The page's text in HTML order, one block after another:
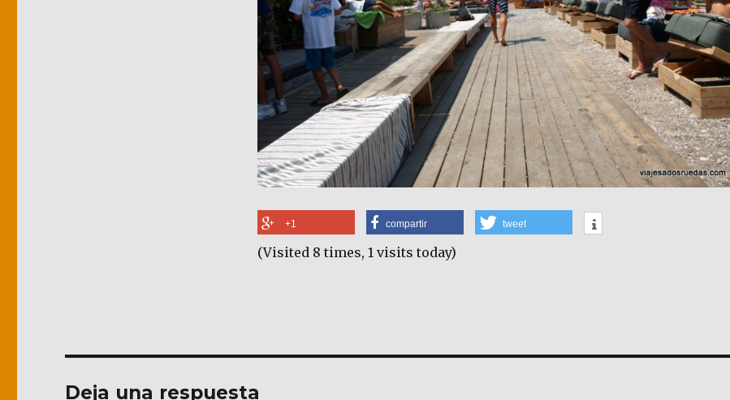
+1 compartir tweet
(Visited 8 times, 1 visits today)
Deja una respuesta